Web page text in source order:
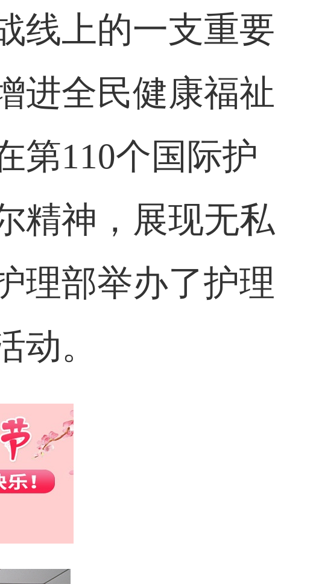
线上的一支重要
进全民健康福祉
第110个国际护
精神，展现无私
理部举办了护理
。